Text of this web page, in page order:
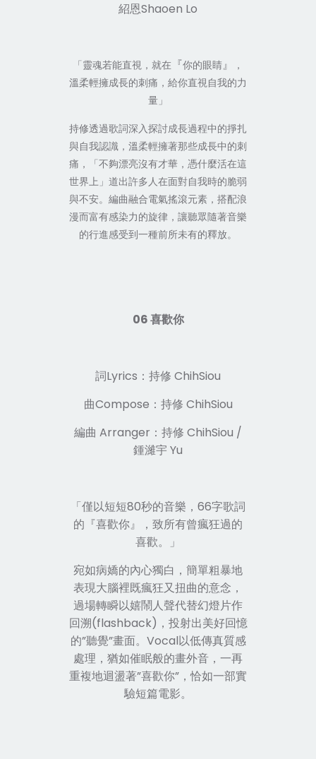
紹恩Shaoen Lo
「靈魂若能直視，就在 『你的眼睛』
，
溫柔輕擁成長的刺痛，給你直視自我的力
量」
持修透過歌詞深入探討成長過程中的掙扎
與自我認識，溫柔輕擁著那些成長中的刺
痛，「不夠漂亮沒有才華，憑什麼活在這
世界上」道出許多人在面對自我時的脆弱
與不安。編曲融合電氣搖滾元素，搭配浪
漫而富有感染力的旋律，讓聽眾隨著音樂
的行進感受到一種前所未有的釋放。
06 喜歡你
詞Lyrics：持修 ChihSiou
曲Compose：持修 ChihSiou
編曲 Arranger：持修 ChihSiou /
鍾濰宇 Yu
「僅以短短80秒的音樂，66字歌詞
的『喜歡你』，致所有曾瘋狂過的
喜歡。」
宛如病嬌的內心獨白，簡單粗暴地
表現大腦裡既瘋狂又扭曲的意念，
過場轉瞬以嬉鬧人聲代替幻燈片作
回溯(flashback)，投射出美好回憶
的”聽覺”畫面。Vocal以低傳真質感
處理，猶如催眠般的畫外音，一再
重複地迴盪著”喜歡你”，恰如一部實
驗短篇電影。